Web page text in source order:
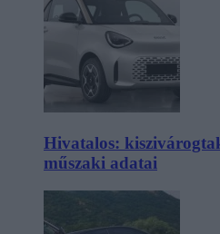
Hivatalos:
műszaki adatai